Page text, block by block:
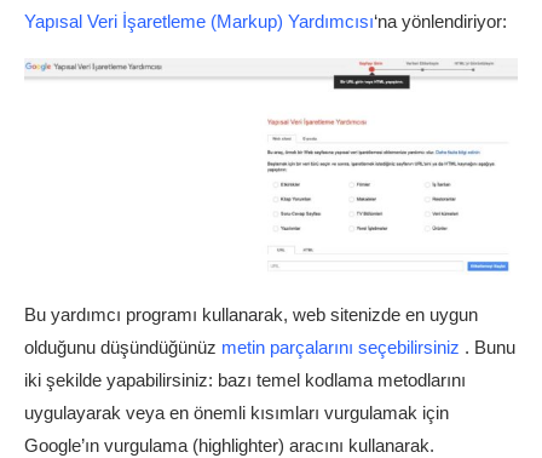
Yapısal Veri İşaretleme (Markup) Yardımcısı‘na yönlendiriyor:
Bu yardımcı programı kullanarak, web sitenizde en uygun
olduğunu düşündüğünüz metin parçalarını seçebilirsiniz . Bunu
iki şekilde yapabilirsiniz: bazı temel kodlama metodlarını
uygulayarak veya en önemli kısımları vurgulamak için
Google’ın vurgulama (highlighter) aracını kullanarak.